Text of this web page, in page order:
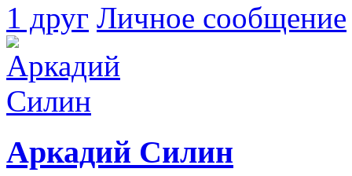
1 друг Личное сообщение
Аркадий Силин